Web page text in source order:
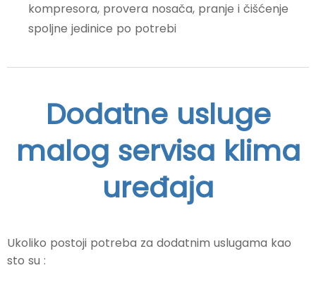
kompresora, provera nosača, pranje i čišćenje
spoljne jedinice po potrebi
Dodatne usluge
malog servisa klima
uređaja
Ukoliko postoji potreba za dodatnim uslugama kao
sto su :